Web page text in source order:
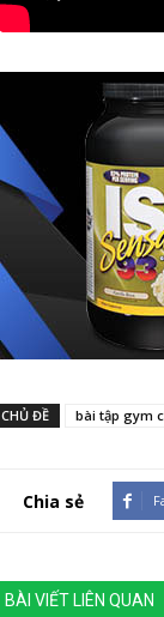
CHỦ ĐỀ bài tập gym
Chia sẻ
BÀI VIẾT LIÊN QUAN